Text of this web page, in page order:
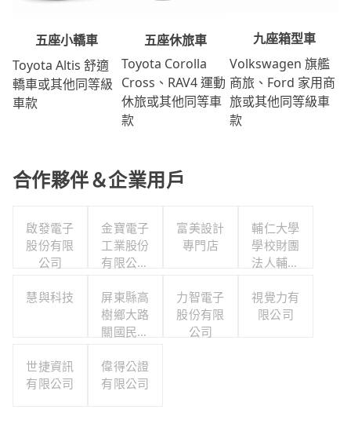
五座小轎車
Toyota Altis 舒適
轎車或其他同等級
車款
五座休旅車
Toyota Corolla
Cross、RAV4 運動
休旅或其他同等車
款
九座箱型車
Volkswagen 旗艦
商旅、Ford 家用商
旅或其他同等級車
款
合作夥伴＆企業用戶
啟發電子
股份有限
公司
金寶電子
工業股份
有限公司
委員會
富美設計
專門店
輔仁大學
學校財團
法人輔仁
慧與科技
屏東縣高
樹鄉大路
關國民小
力智電子
股份有限
公司
視覺力有
限公司
世捷資訊
有限公司
偉得公證
有限公司